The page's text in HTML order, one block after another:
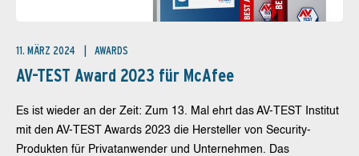
11. MÄRZ 2024 AWARDS
AV-TEST Award 2023 für McAfee
Es ist wieder an der Zeit: Zum 13. Mal ehrt das AV-TEST Institut
mit den AV-TEST Awards 2023 die Hersteller von Security-
Produkten für Privatanwender und Unternehmen. Das